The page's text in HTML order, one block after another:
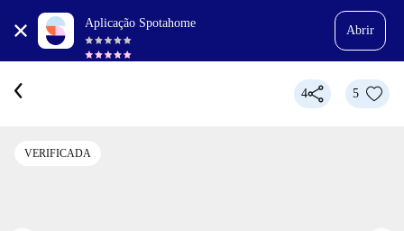
Aplicação Spotahome
Abrir
4 5
VERIFICADA